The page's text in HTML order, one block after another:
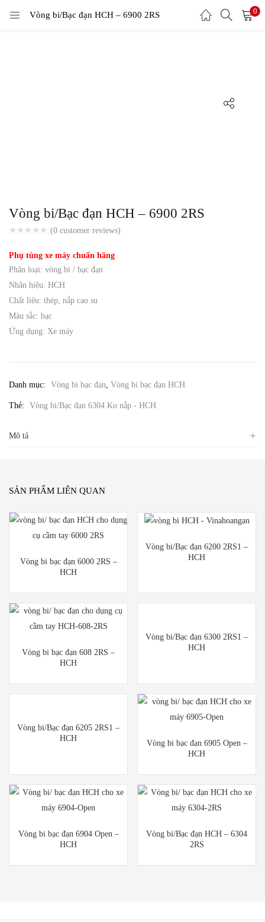
Vòng bi/Bạc đạn HCH – 6900 2RS 0
Vòng bi/Bạc đạn HCH – 6900 2RS
(0 customer reviews)
Phụ tùng xe máy chuẩn hãng
Phân loại: vòng bi / bạc đạn
Nhãn hiệu: HCH
Chất liệu: thép, nắp cao su
Màu sắc: bạc
Ứng dụng: Xe máy
Danh mục: Vòng bi bạc đạn, Vòng bi bạc đạn HCH
Thẻ: Vòng bi/Bạc đạn 6304 Ko nắp - HCH
Mô tả
SẢN PHẨM LIÊN QUAN
Vòng bi bạc đạn 6000 2RS –
HCH
Vòng bi/Bạc đạn 6200 2RS1 –
HCH
Vòng bi bạc đạn 608 2RS –
HCH
Vòng bi/Bạc đạn 6300 2RS1 –
HCH
Vòng bi/Bạc đạn 6205 2RS1 –
HCH
Vòng bi bạc đạn 6905 Open –
HCH
Vòng bi bạc đạn 6904 Open –
HCH
Vòng bi/Bạc đạn HCH – 6304
2RS
LOGIN